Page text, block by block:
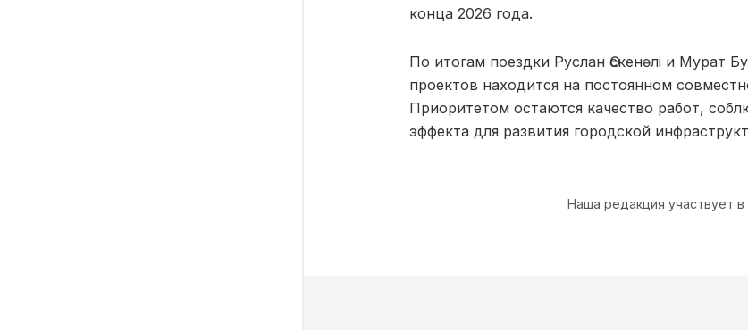
конца 2026 года.
По итогам поездки Руслан Өскенәлі и Мурат
проектов находится на постоянном
Приоритетом остаются качество работ,
эффекта для развития городской
Наша редакция участвует в